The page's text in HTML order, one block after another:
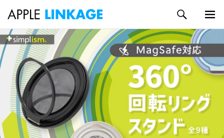
コ
ン
テ
ン
ッ
プ
索
メイン
メニュ